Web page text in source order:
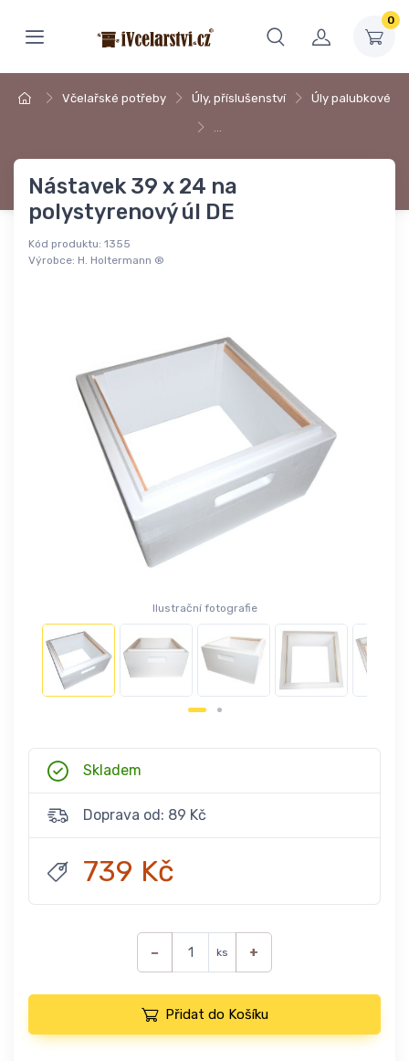
0
Včelařské potřeby Úly, příslušenství Úly palubkové
…
Nástavek 39 x 24 na
polystyrenový úl DE
Kód produktu: 1355
Výrobce: H. Holtermann ®
Ilustrační fotografie
Skladem
Doprava od: 89 Kč
739 Kč
− ks +
Přidat do Košíku